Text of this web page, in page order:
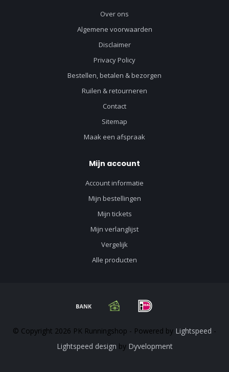
Over ons
Algemene voorwaarden
Disclaimer
Privacy Policy
Bestellen, betalen & bezorgen
Ruilen & retourneren
Contact
Sitemap
Maak een afspraak
Mijn account
Account informatie
Mijn bestellingen
Mijn tickets
Mijn verlanglijst
Vergelijk
Alle producten
© Copyright 2026 PK Runningshop - Powered by Lightspeed -
Lightspeed design by Dyvelopment